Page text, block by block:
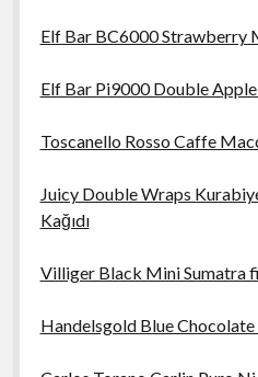
Elf Bar BC6000 Strawberry
Elf Bar Pi9000 Double
Toscanello Rosso Caffe
Juicy Double Wraps
Kağıdı
Villiger Black Mini Sumatra
Handelsgold Blue